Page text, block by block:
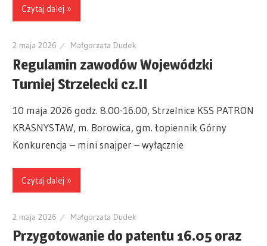
Czytaj dalej »
2 maja 2026 Małgorzata Dudek
Regulamin zawodów Wojewódzki
Turniej Strzelecki cz.II
10 maja 2026 godz. 8.00-16.00, Strzelnice KSS PATRON
KRASNYSTAW, m. Borowica, gm. Łopiennik Górny
Konkurencja – mini snajper – wyłącznie
Czytaj dalej »
2 maja 2026 Małgorzata Dudek
Przygotowanie do patentu 16.05 oraz